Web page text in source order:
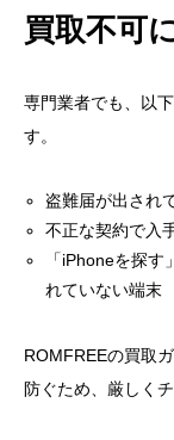
買取不可
専門業者でも、以
す。
盗難届が出され
不正な契約で入
「iPhoneを探
れていない端末
ROMFREEの買取
防ぐため、厳しく